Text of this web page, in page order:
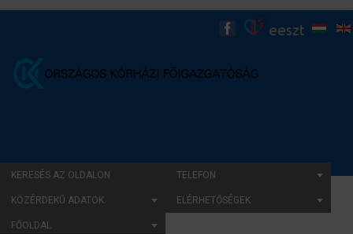
KERESÉS AZ OLDALON TELEFON
KÖZÉRDEKŰ ADATOK ELÉRHETŐSÉGEK
FŐOLDAL